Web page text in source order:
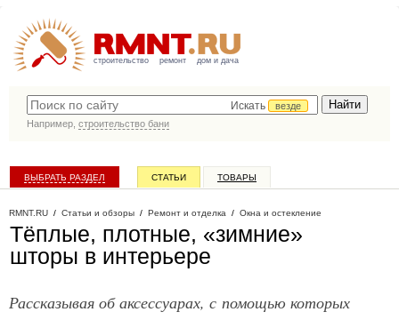
строительство ремонт дом и дача
Искать
везде
Например, строительство бани
ВЫБРАТЬ РАЗДЕЛ СТАТЬИ ТОВАРЫ
RMNT.RU / Статьи и обзоры / Ремонт и отделка / Окна и остекление
Тёплые, плотные, «зимние»
шторы в интерьере
Рассказывая об аксессуарах, с помощью которых